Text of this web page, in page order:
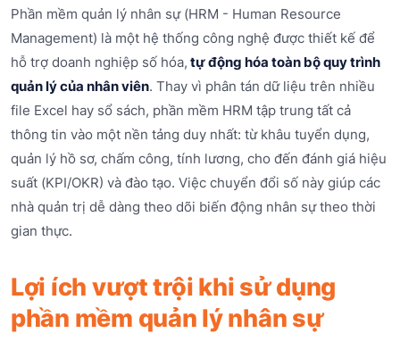
Phần mềm quản lý nhân sự (HRM - Human Resource
Management) là một hệ thống công nghệ được thiết kế để
hỗ trợ doanh nghiệp số hóa, tự động hóa toàn bộ quy trình
quản lý của nhân viên. Thay vì phân tán dữ liệu trên nhiều
file Excel hay sổ sách, phần mềm HRM tập trung tất cả
thông tin vào một nền tảng duy nhất: từ khâu tuyển dụng,
quản lý hồ sơ, chấm công, tính lương, cho đến đánh giá hiệu
suất (KPI/OKR) và đào tạo. Việc chuyển đổi số này giúp các
nhà quản trị dễ dàng theo dõi biến động nhân sự theo thời
gian thực.
Lợi ích vượt trội khi sử dụng
phần mềm quản lý nhân sự